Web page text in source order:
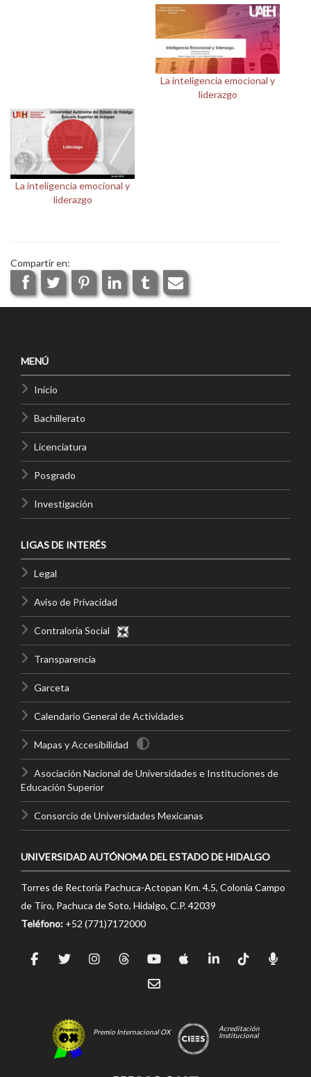
La inteligencia emocional y
liderazgo
La inteligencia emocional y
liderazgo
Compartir en:
MENÚ
Inicio
Bachillerato
Licenciatura
Posgrado
Investigación
LIGAS DE INTERÉS
Legal
Aviso de Privacidad
Contraloría Social
Transparencia
Garceta
Calendario General de Actividades
Mapas y Accesibilidad
Asociación Nacional de Universidades e Instituciones de
Educación Superior
Consorcio de Universidades Mexicanas
UNIVERSIDAD AUTÓNOMA DEL ESTADO DE HIDALGO
Torres de Rectoría Pachuca-Actopan Km. 4.5, Colonia Campo
de Tiro, Pachuca de Soto, Hidalgo, C.P. 42039
Teléfono: +52 (771)7172000
Premio Internacional OX
Acreditación
Institucional